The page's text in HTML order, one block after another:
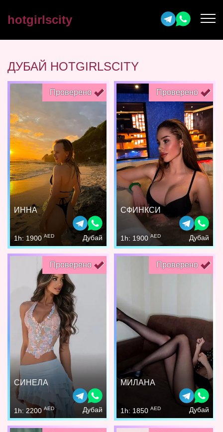
hotgirlscity
ДУБАЙ HOTGIRLSCITY
Проверено
ИННА
1h: 1900 AED Дубай
Проверено
СФИНКСИ
1h: 1900 AED Дубай
Проверено
СИНЕЛА
1h: 2200AED Дубай
Проверено
МИЛАНА
1h: 1850 AED Дубай